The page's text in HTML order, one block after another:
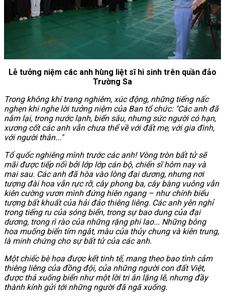
Lễ tưởng niệm các anh hùng liệt sĩ hi sinh trên quần đảo
Trường Sa
Trong không khí trang nghiêm, xúc động, những tiếng nấc
nghẹn khi nghe lời tưởng niệm của Ban tổ chức: "Các anh đã
nằm lại, trong nước lạnh, biển sâu, nhưng sức người có hạn,
xương cốt các anh vẫn chưa thể về với đất mẹ, với gia đình,
với người thân..."
Tổ quốc nghiêng mình trước các anh! Vòng tròn bất tử sẽ
mãi được tiếp nối bởi lớp lớp cán bộ, chiến sĩ hôm nay và
mai sau. Các anh đã hòa vào lòng đại dương, nhưng nơi
tượng đài hoa vẫn rực rỡ, cây phong ba, cây bàng vuông vẫn
kiên cường vươn mình đứng hiên ngang – như chính biểu
tượng bất khuất của hải đảo thiêng liêng. Các anh yên nghỉ
trong tiếng ru của sóng biển, trong sự bao dung của đại
dương, trong rì rào của những rặng phi lao... Những bông
hoa muống biển tím ngắt, màu của thủy chung và kiên trung,
là minh chứng cho sự bất tử của các anh.
Một chiếc bè hoa được kết tinh tế, mang theo bao tình cảm
thiêng liêng của đồng đội, của những người con đất Việt,
được thả xuống biển như một lời tri ân lặng lẽ, nhưng đầy
thành kính gửi tới những người đã ngã xuống.